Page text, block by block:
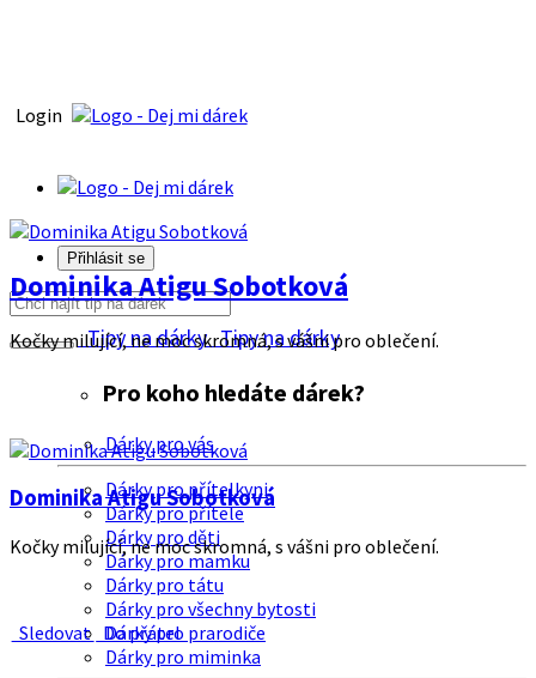
Login
Přihlásit se
Tipy na dárkyTipy na dárky
Pro koho hledáte dárek?
Dárky pro vás
Dárky pro přítelkyni
Dárky pro přítele
Dárky pro děti
Dárky pro mamku
Dárky pro tátu
Dárky pro všechny bytosti
Dárky pro prarodiče
Dárky pro miminka
Dominika Atigu Sobotková
Kočky milující, ne moc skromná, s vášni pro oblečení.
Dominika Atigu Sobotková
Kočky milující, ne moc skromná, s vášni pro oblečení.
Sledovat Do přátel